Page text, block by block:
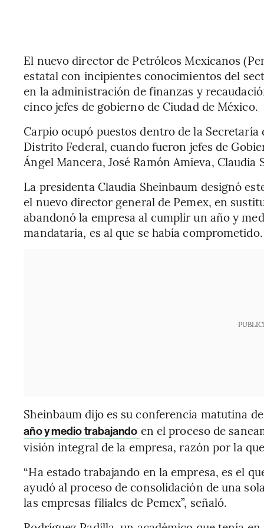
El nuevo director de Petróleos Mexicanos
estatal con incipientes conocimientos del
en la administración de finanzas y
cinco jefes de gobierno de Ciudad de México.
Carpio ocupó puestos dentro de la
Distrito Federal, cuando fueron jefes de
Ángel Mancera, José Ramón Amieva,
La presidenta Claudia Sheinbaum designó
el nuevo director general de Pemex, en
abandonó la empresa al cumplir un año y
mandataria, es al que se había comprometido.
Sheinbaum dijo es su conferencia matutina
año y medio trabajando en el proceso de
visión integral de la empresa, razón por la
“Ha estado trabajando en la empresa, es el
ayudó al proceso de consolidación de una
las empresas filiales de Pemex”, señaló.